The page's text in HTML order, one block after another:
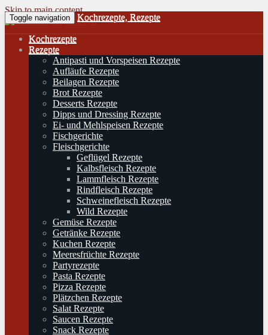
Skip to main content
Toggle navigation Kochrezepte, Rezepte
Kochrezepte
Rezepte
Antipasti und Vorspeisen Rezepte
Aufläufe Rezepte
Beilagen Rezepte
Brot Rezepte
Desserts Rezepte
Dipps und Dressing Rezepte
Ei- und Mehlspeisen Rezepte
Fischgerichte
Fleischgerichte
Geflügel Rezepte
Kalbsfleisch Rezepte
Lammfleisch Rezepte
Rindfleisch Rezepte
Schweinefleisch Rezepte
Wild Rezepte
Gemüse Rezepte
Getränke Rezepte
Kuchen Rezepte
Meeresfrüchte Rezepte
Partyrezepte
Pasta Rezepte
Pizza Rezepte
Plätzchen Rezepte
Salat Rezepte
Saucen Rezepte
Snack Rezepte